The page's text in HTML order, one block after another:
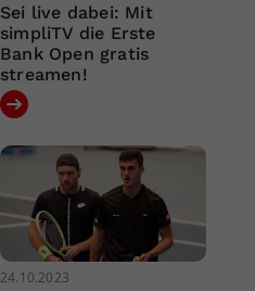
Sei live dabei: Mit
simpliTV die Erste
Bank Open gratis
streamen!
24.10.2023